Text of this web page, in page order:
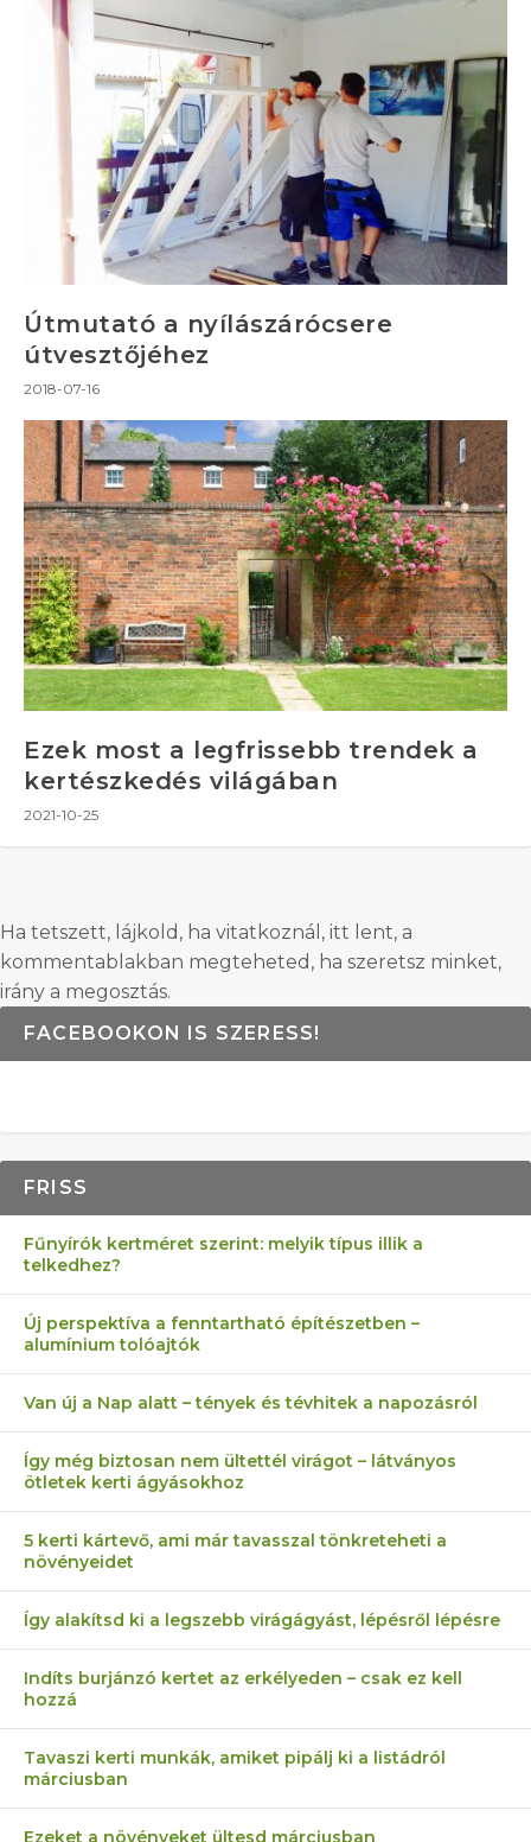
Útmutató a nyílászárócsere
útvesztőjéhez
2018-07-16
Ezek most a legfrissebb trendek a
kertészkedés világában
2021-10-25
Ha tetszett, lájkold, ha vitatkoznál, itt lent, a
kommentablakban megteheted, ha szeretsz minket,
irány a megosztás.
FACEBOOKON IS SZERESS!
FRISS
Fűnyírók kertméret szerint: melyik típus illik a
telkedhez?
Új perspektíva a fenntartható építészetben –
alumínium tolóajtók
Van új a Nap alatt – tények és tévhitek a napozásról
Így még biztosan nem ültettél virágot – látványos
ötletek kerti ágyásokhoz
5 kerti kártevő, ami már tavasszal tönkreteheti a
növényeidet
Így alakítsd ki a legszebb virágágyást, lépésről lépésre
Indíts burjánzó kertet az erkélyeden – csak ez kell
hozzá
Tavaszi kerti munkák, amiket pipálj ki a listádról
márciusban
Ezeket a növényeket ültesd márciusban